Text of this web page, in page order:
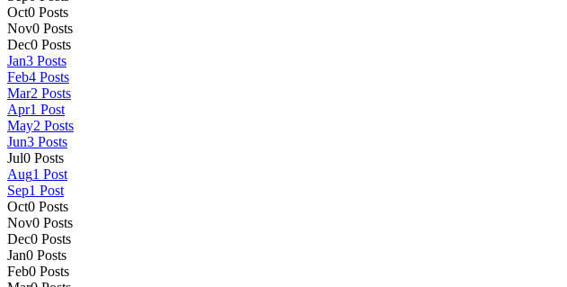
Oct0 Posts
Nov0 Posts
Dec0 Posts
Jan3 Posts
Feb4 Posts
Mar2 Posts
Apr1 Post
May2 Posts
Jun3 Posts
Jul0 Posts
Aug1 Post
Sep1 Post
Oct0 Posts
Nov0 Posts
Dec0 Posts
Jan0 Posts
Feb0 Posts